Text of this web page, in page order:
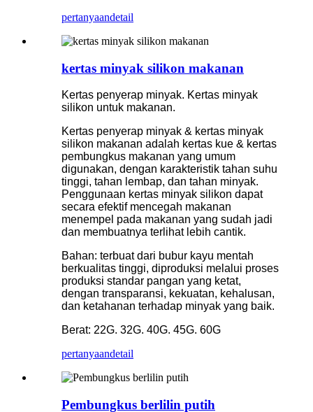
pertanyaandetail
kertas minyak silikon makanan
Kertas penyerap minyak. Kertas minyak
silikon untuk makanan.
Kertas penyerap minyak & kertas minyak
silikon makanan adalah kertas kue & kertas
pembungkus makanan yang umum
digunakan, dengan karakteristik tahan suhu
tinggi, tahan lembap, dan tahan minyak.
Penggunaan kertas minyak silikon dapat
secara efektif mencegah makanan
menempel pada makanan yang sudah jadi
dan membuatnya terlihat lebih cantik.
Bahan: terbuat dari bubur kayu mentah
berkualitas tinggi, diproduksi melalui proses
produksi standar pangan yang ketat,
dengan transparansi, kekuatan, kehalusan,
dan ketahanan terhadap minyak yang baik.
Berat: 22G. 32G. 40G. 45G. 60G
pertanyaandetail
Pembungkus berlilin putih